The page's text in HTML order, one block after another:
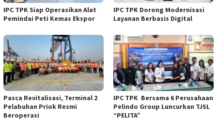
IPC TPK Siap Operasikan Alat
Pemindai Peti Kemas Ekspor
IPC TPK Dorong Modernisasi
Layanan Berbasis Digital
Pasca Revitalisasi, Terminal 2
Pelabuhan Priok Resmi
Beroperasi
IPC TPK Bersama 6 Perusahaan
Pelindo Group Luncurkan TJSL
“PELITA”